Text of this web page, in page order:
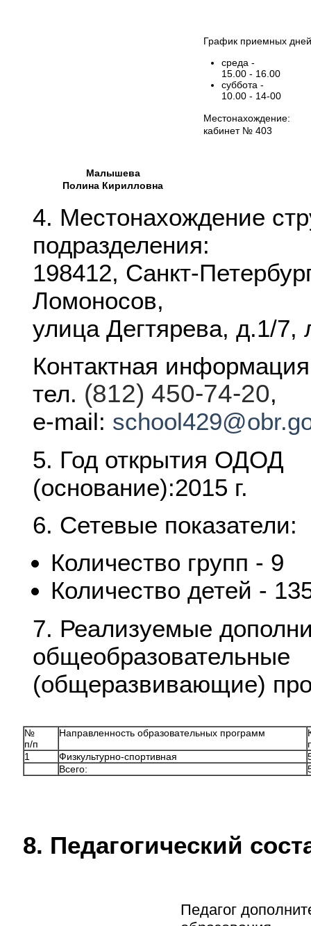
Малышева
Полина Кирилловна
График приемных
среда -
15.00 - 16.00
суббота -
10.00 - 14-00
Местонахождение:
кабинет № 403
4. Местонахождение
подразделения:
198412, Санкт-
Ломоносов,
улица Дегтярева, д.1/7,
Контактная
тел. (812) 450-74-20,
e-mail:
5. Год открытия ОДОД
(основание):2015 г.
6. Сетевые показатели:
Количество групп - 9
Количество детей -
7. Реализуемые
общеобразовательные
(общеразвивающие)
№
п/п
Направленность образовательных программ
1
Физкультурно-спортивная
Всего:
8. Педагогический
Педагог